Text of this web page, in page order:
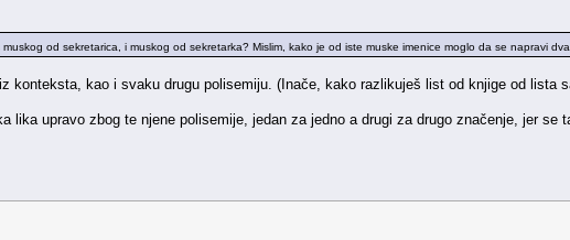
od sekretarica, i muskog od sekretarka? Mislim, kako je od iste muske imenice moglo da se napravi
konteksta, kao i svaku drugu polisemiju. (Inače, kako razlikuješ list od knjige od lista
lika upravo zbog te njene polisemije, jedan za jedno a drugi za drugo značenje, jer se